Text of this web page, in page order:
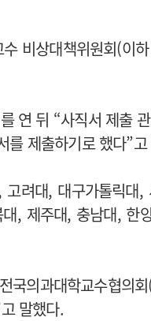
비상대책위원회(이
연 뒤 “사직서 제출
를 제출하기로 했다”
려대, 대구가톨릭대,
, 제주대, 충남대, 한
국의과대학교수협의
말했다.